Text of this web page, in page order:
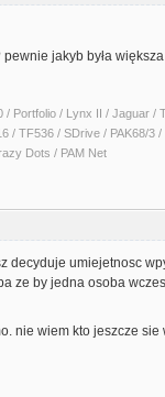
jakyb była
Portfolio / Lynx II / Jaguar
/ TF536 / SDrive / PAK68/
Dots / PAM Net
decyduje umiejetnosc
ze by jedna osoba
nie wiem kto jeszcze